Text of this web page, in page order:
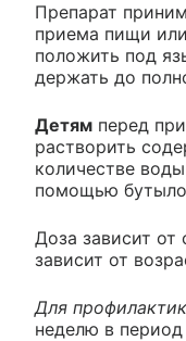
Препарат
приема пищи
положить под
держать до
Детям перед
растворить
количестве
помощью
Доза зависит от
зависит от
Для
неделю в